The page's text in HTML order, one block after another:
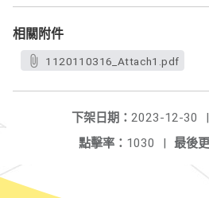
相關附件
1120110316_Attach1.pdf
下架日期： 2023-12-30
|
最後
點擊率： 1030 |